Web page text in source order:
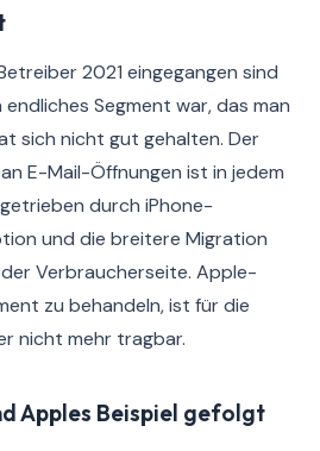
2021 eingegangen sind
Segment war, das man
sich nicht gut gehalten. Der
E-Mail-Öffnungen ist in jedem
durch iPhone-
und die breitere Migration
Verbraucherseite. Apple-
zu behandeln, ist für die
nicht mehr tragbar.
Apples Beispiel gefolgt